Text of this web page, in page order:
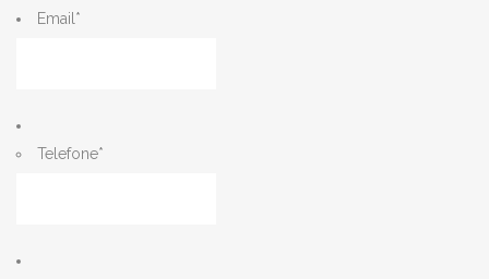
Email *
Telefone*